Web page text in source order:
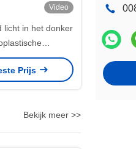
Video
licht in het donker
JT/T280-
snelwegen en
Prijs
Bekijk meer >>